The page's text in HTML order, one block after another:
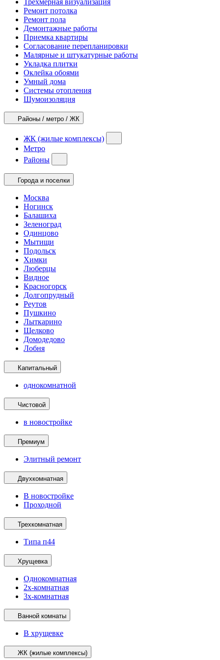
Трехмерная визуализация
Ремонт потолка
Ремонт пола
Демонтажные работы
Приемка квартиры
Согласование перепланировки
Малярные и штукатурные работы
Укладка плитки
Оклейка обоями
Умный дома
Системы отопления
Шумоизоляция
Районы / метро / ЖК
ЖК (жилые комплексы)
Метро
Районы
Города и поселки
Москва
Ногинск
Балашиха
Зеленоград
Одинцово
Мытищи
Подольск
Химки
Люберцы
Видное
Красногорск
Долгопрудный
Реутов
Пушкино
Лыткарино
Щелково
Домодедово
Лобня
Капитальный
однокомнатной
Чистовой
в новостройке
Премиум
Элитный ремонт
Двухкомнатная
В новостройке
Проходной
Трехкомнатная
Типа п44
Хрущевка
Однокомнатная
2х-комнатная
3х-комнатная
Ванной комнаты
В хрущевке
ЖК (жилые комплексы)